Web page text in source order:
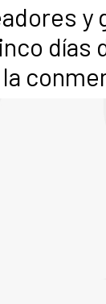
y
días